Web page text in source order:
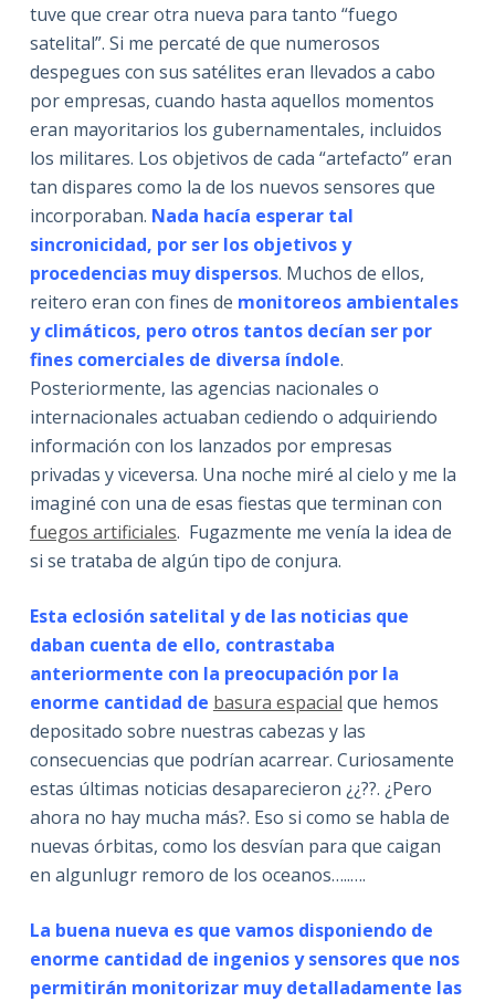
tuve que crear otra nueva para tanto “fuego
satelital”. Si me percaté de que numerosos
despegues con sus satélites eran llevados a cabo
por empresas, cuando hasta aquellos momentos
eran mayoritarios los gubernamentales, incluidos
los militares. Los objetivos de cada “artefacto” eran
tan dispares como la de los nuevos sensores que
incorporaban. Nada hacía esperar tal
sincronicidad, por ser los objetivos y
procedencias muy dispersos. Muchos de ellos,
reitero eran con fines de monitoreos ambientales
y climáticos, pero otros tantos decían ser por
fines comerciales de diversa índole.
Posteriormente, las agencias nacionales o
internacionales actuaban cediendo o adquiriendo
información con los lanzados por empresas
privadas y viceversa. Una noche miré al cielo y me la
imaginé con una de esas fiestas que terminan con
fuegos artificiales. Fugazmente me venía la idea de
si se trataba de algún tipo de conjura.
Esta eclosión satelital y de las noticias que
daban cuenta de ello, contrastaba
anteriormente con la preocupación por la
enorme cantidad de basura espacial que hemos
depositado sobre nuestras cabezas y las
consecuencias que podrían acarrear. Curiosamente
estas últimas noticias desaparecieron ¿¿??. ¿Pero
ahora no hay mucha más?. Eso si como se habla de
nuevas órbitas, como los desvían para que caigan
en algunlugr remoro de los oceanos…..….
La buena nueva es que vamos disponiendo de
enorme cantidad de ingenios y sensores que nos
permitirán monitorizar muy detalladamente las